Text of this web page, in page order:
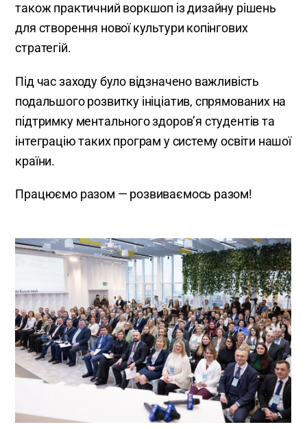
також практичний воркшоп із дизайну рішень
для створення нової культури копінгових
стратегій.
Під час заходу було відзначено важливість
подальшого розвитку ініціатив, спрямованих на
підтримку ментального здоров’я студентів та
інтеграцію таких програм у систему освіти нашої
країни.
Працюємо разом — розвиваємось разом!